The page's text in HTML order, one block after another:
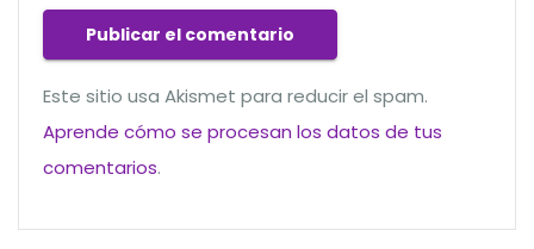
Este sitio usa Akismet para reducir el spam.
Aprende cómo se procesan los datos de tus
comentarios.